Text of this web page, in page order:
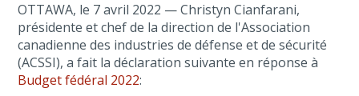
OTTAWA, le 7 avril 2022 — Christyn Cianfarani,
présidente et chef de la direction de l'Association
canadienne des industries de défense et de sécurité
(ACSSI), a fait la déclaration suivante en réponse à
Budget fédéral 2022: